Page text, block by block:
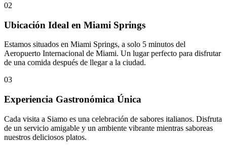
02
Ubicación Ideal en Miami Springs
Estamos situados en Miami Springs, a solo 5 minutos del
Aeropuerto Internacional de Miami. Un lugar perfecto para disfrutar
de una comida después de llegar a la ciudad.
03
Experiencia Gastronómica Única
Cada visita a Siamo es una celebración de sabores italianos. Disfruta
de un servicio amigable y un ambiente vibrante mientras saboreas
nuestros deliciosos platos.